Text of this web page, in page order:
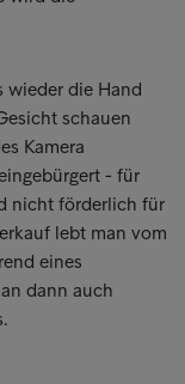
wieder die Hand
schauen
Kamera
- für
nicht förderlich für
lebt man vom
eines
dann auch